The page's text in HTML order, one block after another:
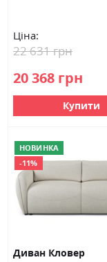
Ціна:
20 368 грн
22 631 грн
Купити
НОВИНКА
-11%
Диван Кловер